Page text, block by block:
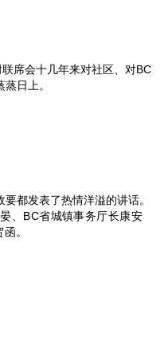
席会十几年来对社区、对BC
日上。
都发表了热情洋溢的讲话。
、BC省城镇事务厅长康安
。